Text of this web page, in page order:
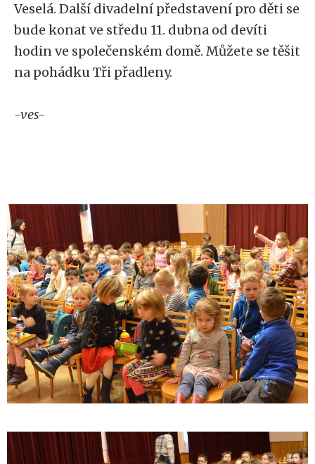
Veselá. Další divadelní představení pro děti se
bude konat ve středu 11. dubna od devíti
hodin ve společenském domě. Můžete se těšit
na pohádku Tři přadleny.
-ves-